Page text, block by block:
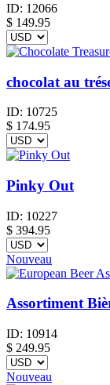
ID: 12066
$ 149.95
chocolat au
ID: 10725
$ 174.95
Pinky Out
ID: 10227
$ 394.95
Nouveau
Assortiment
ID: 10914
$ 249.95
Nouveau